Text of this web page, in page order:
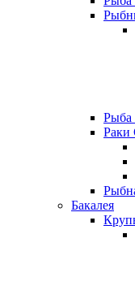
Рыба
Раки
Бакалея